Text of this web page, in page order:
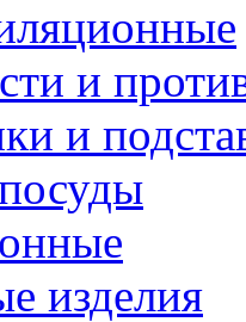
и
и
изделия